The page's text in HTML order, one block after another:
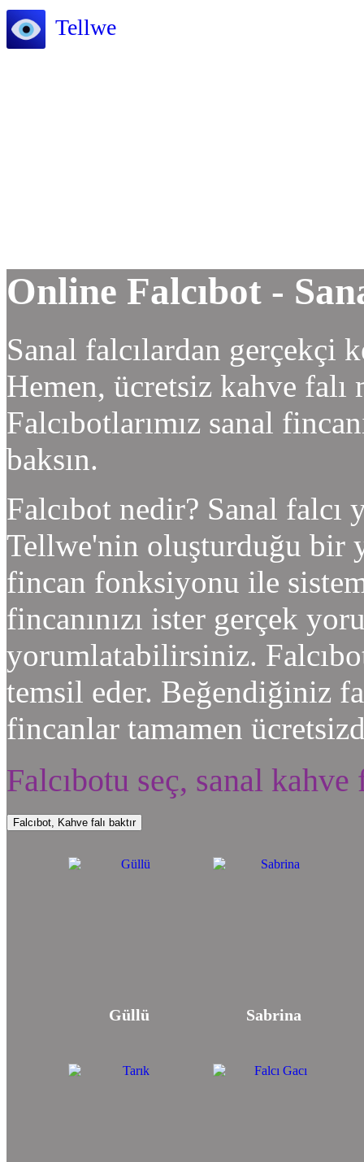
Tellwe
Online Falcıbot -
Sanal falcılardan gerçekçi
Hemen, ücretsiz kahve
Falcıbotlarımız sanal
baksın.
Falcıbot nedir? Sanal falcı
Tellwe'nin oluşturduğu bir
fincan fonksiyonu ile
fincanınızı ister gerçek
yorumlatabilirsiniz.
temsil eder. Beğendiğiniz
fincanlar tamamen
Falcıbotu seç, sanal kahve
Falcıbot, Kahve falı baktır
Güllü Sabrina